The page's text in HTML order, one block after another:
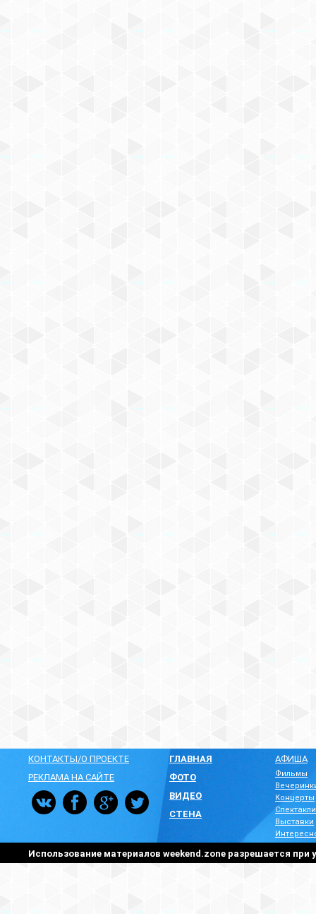
КОНТАКТЫ/О ПРОЕКТЕ
РЕКЛАМА НА САЙТЕ
ГЛАВНАЯ
ФОТО
ВИДЕО
СТЕНА
АФИША
Фильмы
Концерты
Спектакли
Выставки
Использование материалов weekend.zone разрешается